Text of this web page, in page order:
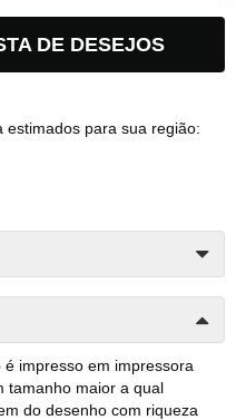
DE DESEJOS
para sua região:
é impresso em impressora
tamanho maior a qual
do desenho com riqueza